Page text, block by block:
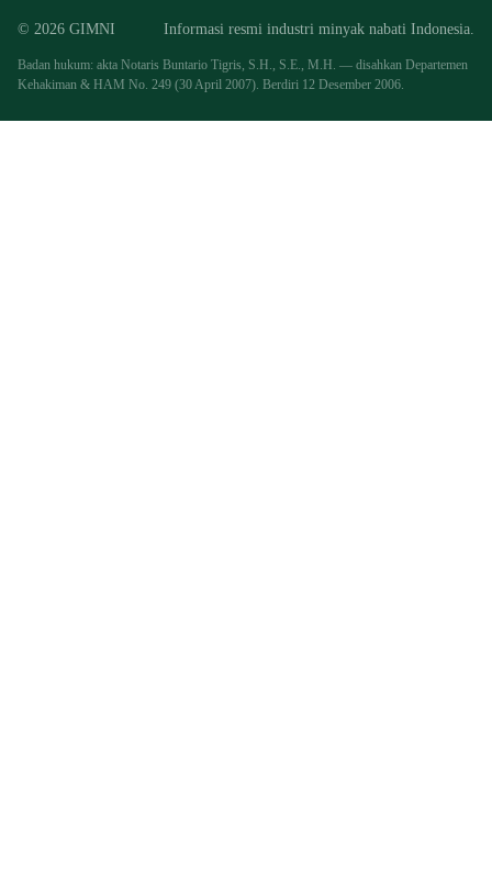
© 2026 GIMNI Informasi resmi industri minyak nabati Indonesia.
Badan hukum: akta Notaris Buntario Tigris, S.H., S.E., M.H. — disahkan Departemen
Kehakiman & HAM No. 249 (30 April 2007). Berdiri 12 Desember 2006.